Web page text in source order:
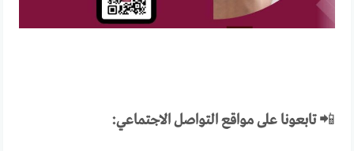
📲تابعونا على مواقع التواصل الاجتماعي: